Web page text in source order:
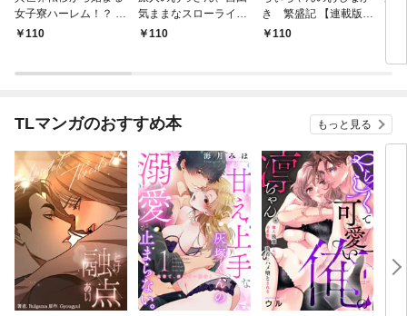
女子寮ハーレム！？ ～
管理人として働く人間
110
気ままなスローライフ
を送りたいのに世界を
110
き 繁盛記 【連載版】
１110
TLマンガのおすすめ本 もっと見る